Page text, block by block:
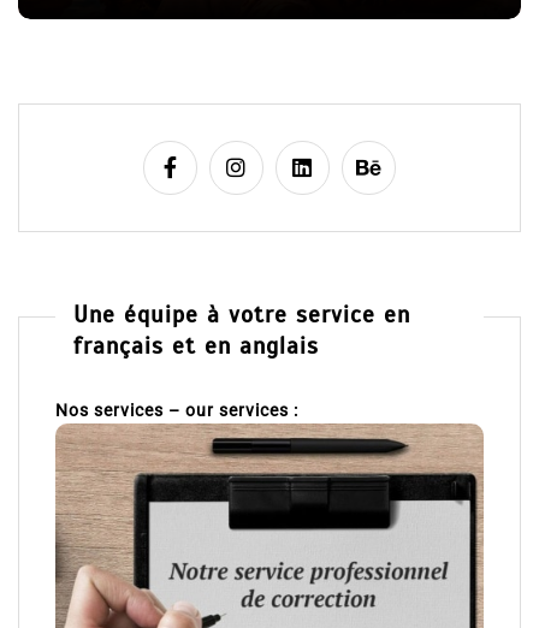
Une équipe à votre service en
français et en anglais
Nos services – our services :